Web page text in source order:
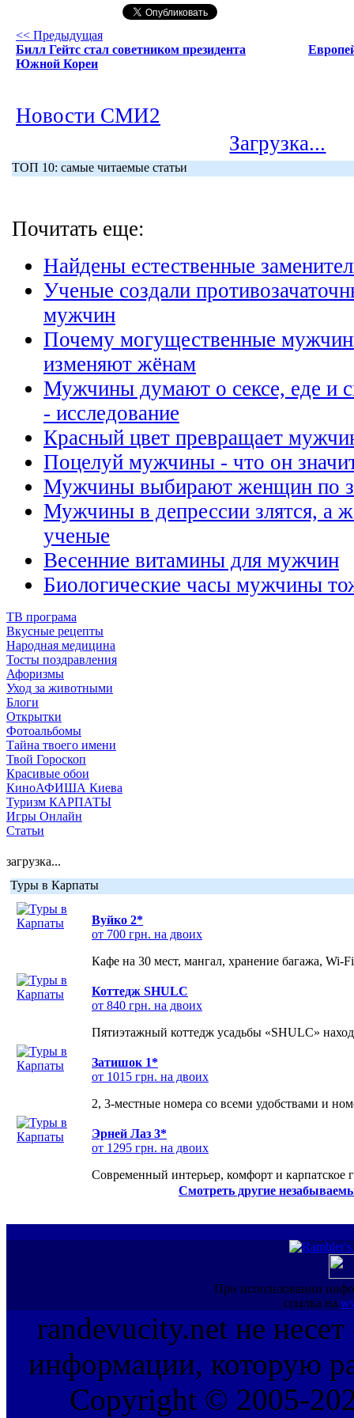
<< Предыдущая
Билл Гейтс стал советником президента
Южной Кореи
Новости СМИ2
Загрузка...
ТОП 10: самые читаемые статьи
Почитать еще:
Найдены естественные
Ученые создали
мужчин
Почему могущественные
изменяют жёнам
Мужчины думают о сексе, еде и
- исследование
Красный цвет превращает
Поцелуй мужчины - что он
Мужчины выбирают женщин по
Мужчины в депрессии злятся, а
ученые
Весенние витамины для мужчин
Биологические часы мужчины
ТВ програма
Вкусные рецепты
Народная медицина
Тосты поздравления
Афоризмы
Уход за животными
Блоги
Открытки
Фотоальбомы
Тайна твоего имени
Твой Гороскоп
Красивые обои
КиноАФИША Киева
Туризм КАРПАТЫ
Игры Онлайн
Статьи
загрузка...
Туры в Карпаты
Вуйко 2*
от 700 грн. на двоих
Кафе на 30 мест, мангал, хранение багажа, Wi-
Коттедж SHULC
от 840 грн. на двоих
Пятиэтажный коттедж усадьбы «SHULC»
Затишок 1*
от 1015 грн. на двоих
2, 3-местные номера со всеми удобствами и
Эрней Лаз 3*
от 1295 грн. на двоих
Современный интерьер, комфорт и карпатское
Смотреть другие
При использовании
ссылка на
randevucity.net не несет
информации, которую
Copyright © 2005-